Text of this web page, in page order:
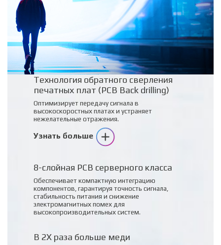
Технология обратного сверления
печатных плат (PCB Back drilling)
Оптимизирует передачу сигнала в
высокоскоростных платах и устраняет
нежелательные отражения.
Узнать больше
8-слойная PCB серверного класса
Обеспечивает компактную интеграцию
компонентов, гарантируя точность сигнала,
стабильность питания и снижение
электромагнитных помех для
высокопроизводительных систем.
В 2X раза больше меди